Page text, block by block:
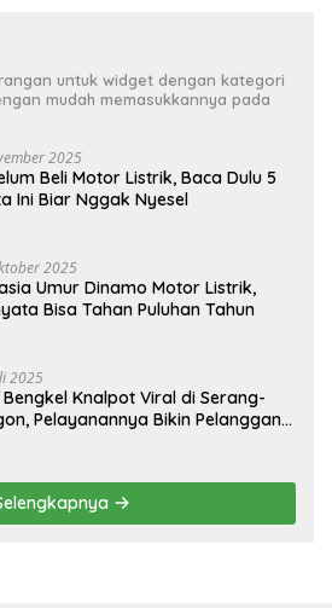
untuk widget dengan kategori
mudah memasukkannya pada
2025
Beli Motor Listrik, Baca Dulu 5
Ini Biar Nggak Nyesel
2025
Umur Dinamo Motor Listrik,
Bisa Tahan Puluhan Tahun
2025
Bengkel Knalpot Viral di Serang-
Pelayanannya Bikin Pelanggan